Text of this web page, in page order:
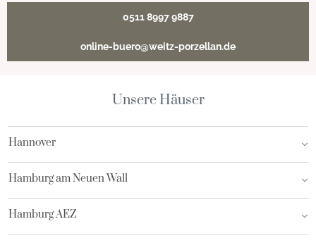
0511 8997 9887
online-buero@weitz-porzellan.de
Unsere Häuser
Hannover
Hamburg am Neuen Wall
Hamburg AEZ